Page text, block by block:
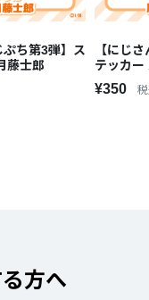
ぷち第3弾】ス
藤士郎
【にじ
テッカー
¥350
方へ